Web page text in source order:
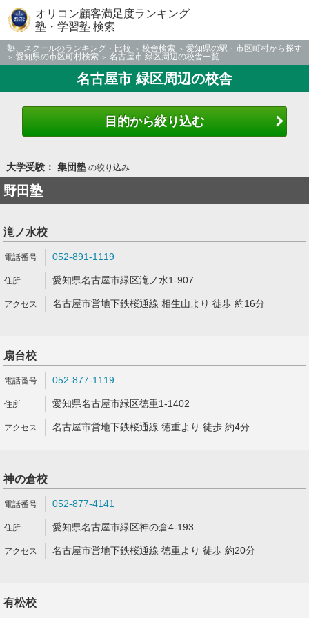
オリコン顧客満足度ランキング
塾・学習塾 検索
塾、スクールのランキング・比較 校舎検索
愛知県の駅・市区町村から探す
愛知県の市区町村検索
名古屋市 緑区周辺の校舎一覧
名古屋市 緑区周辺の校舎
目的から絞り込む
大学受験： 集団塾の絞り込み
野田塾
滝ノ水校
052-891-1119
愛知県名古屋市緑区滝ノ水1-907
名古屋市営地下鉄桜通線 相生山より 徒歩 約16分
扇台校
052-877-1119
愛知県名古屋市緑区徳重1-1402
名古屋市営地下鉄桜通線 徳重より 徒歩 約4分
神の倉校
052-877-4141
愛知県名古屋市緑区神の倉4-193
名古屋市営地下鉄桜通線 徳重より 徒歩 約20分
有松校